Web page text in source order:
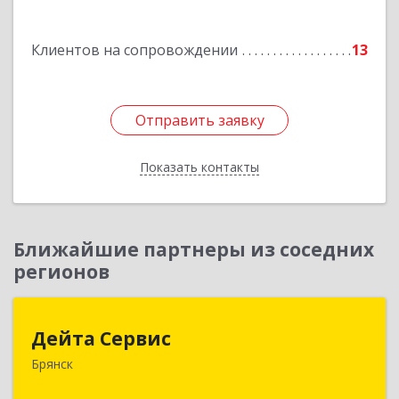
Клиентов на сопровождении 13
Отправить заявку
Показать контакты
Подробнее
Отправить заявку
Назад
Ближайшие партнеры из соседних
регионов
Дейта Сервис
Брянск241035, Брянская обл, Брянск г, Ульянова ул,